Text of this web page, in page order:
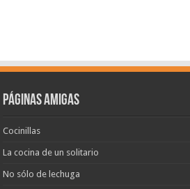
Páginas amigas
Cocinillas
La cocina de un solitario
No sólo de lechuga